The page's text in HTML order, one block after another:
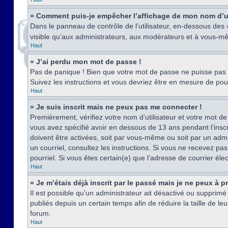
» Comment puis-je empêcher l’affichage de mon nom
Dans le panneau de contrôle de l’utilisateur, en-dessous
visible qu’aux administrateurs, aux modérateurs et à vous-
Haut
» J’ai perdu mon mot de passe !
Pas de panique ! Bien que votre mot de passe ne puisse
Suivez les instructions et vous devriez être en mesure de
Haut
» Je suis inscrit mais ne peux pas me connecter !
Premièrement, vérifiez votre nom d’utilisateur et votre mot
vous avez spécifié avoir en dessous de 13 ans pendant
doivent être activées, soit par vous-même ou soit par un
un courriel, consultez les instructions. Si vous ne recevez
pourriel. Si vous êtes certain(e) que l’adresse de courrier
Haut
» Je m’étais déjà inscrit par le passé mais je ne peux à
Il est possible qu’un administrateur ait désactivé ou
publiés depuis un certain temps afin de réduire la taille de
forum.
Haut